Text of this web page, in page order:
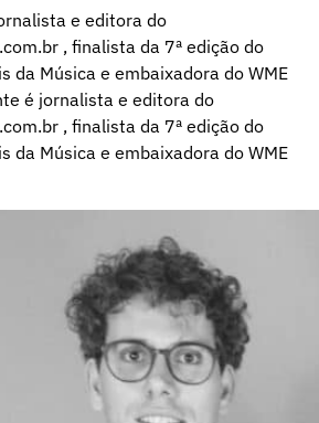
e editora do
, finalista da 7ª edição do
da Música e embaixadora do WME
é jornalista e editora do
, finalista da 7ª edição do
da Música e embaixadora do WME